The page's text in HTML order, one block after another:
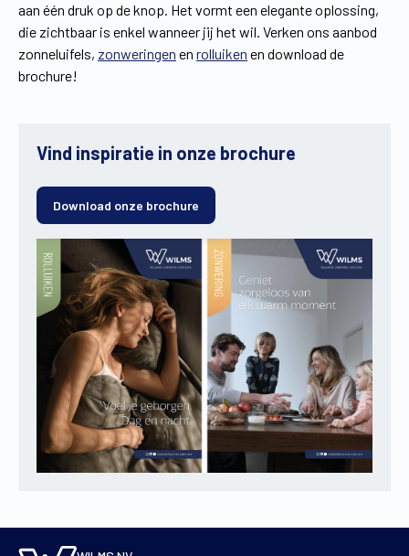
aan één druk op de knop. Het vormt een elegante oplossing,
die zichtbaar is enkel wanneer jij het wil. Verken ons aanbod
zonneluifels, zonweringen en rolluiken en download de
brochure!
Vind inspiratie in onze brochure
Download onze brochure